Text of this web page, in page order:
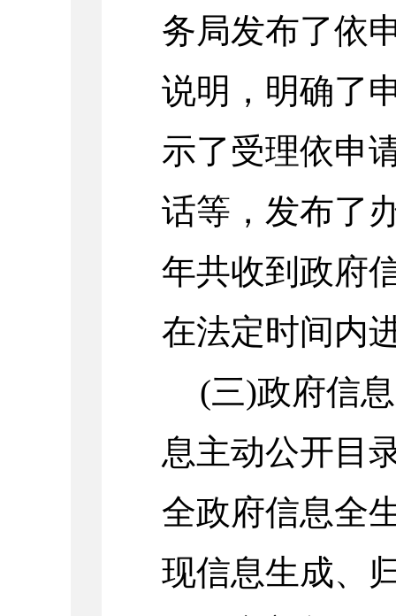
务局发布了依
说明，明确了
示了受理依申
话等，发布了
年共收到政府
在法定时间内
(三)政府信
息主动公开目
全政府信息全
现信息生成、